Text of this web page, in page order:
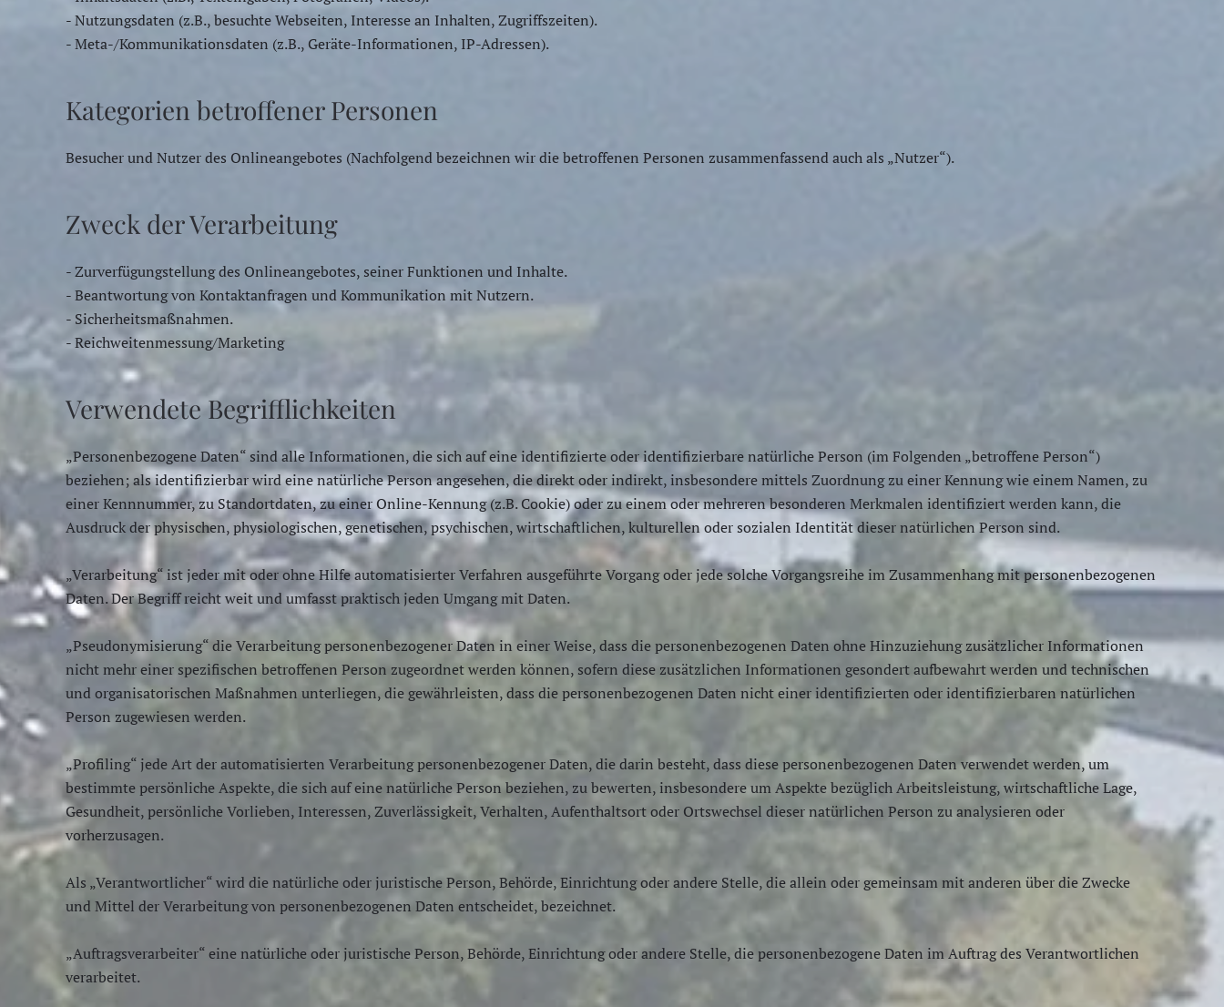
- Nutzungsdaten (z.B., besuchte Webseiten, Interesse an Inhalten, Zugriffszeiten).
- Meta-/Kommunikationsdaten (z.B., Geräte-Informationen, IP-Adressen).
Kategorien betroffener Personen
Besucher und Nutzer des Onlineangebotes (Nachfolgend bezeichnen wir die betroffenen Personen zusammenfassend auch als „Nutzer“).
Zweck der Verarbeitung
- Zurverfügungstellung des Onlineangebotes, seiner Funktionen und Inhalte.
- Beantwortung von Kontaktanfragen und Kommunikation mit Nutzern.
- Sicherheitsmaßnahmen.
- Reichweitenmessung/Marketing
Verwendete Begrifflichkeiten
„Personenbezogene Daten“ sind alle Informationen, die sich auf eine identifizierte oder identifizierbare natürliche Person (im Folgenden „betroffene Person“)
beziehen; als identifizierbar wird eine natürliche Person angesehen, die direkt oder indirekt, insbesondere mittels Zuordnung zu einer Kennung wie einem Namen, zu
einer Kennnummer, zu Standortdaten, zu einer Online-Kennung (z.B. Cookie) oder zu einem oder mehreren besonderen Merkmalen identifiziert werden kann, die
Ausdruck der physischen, physiologischen, genetischen, psychischen, wirtschaftlichen, kulturellen oder sozialen Identität dieser natürlichen Person sind.
„Verarbeitung“ ist jeder mit oder ohne Hilfe automatisierter Verfahren ausgeführte Vorgang oder jede solche Vorgangsreihe im Zusammenhang mit personenbezogenen
Daten. Der Begriff reicht weit und umfasst praktisch jeden Umgang mit Daten.
„Pseudonymisierung“ die Verarbeitung personenbezogener Daten in einer Weise, dass die personenbezogenen Daten ohne Hinzuziehung zusätzlicher Informationen
nicht mehr einer spezifischen betroffenen Person zugeordnet werden können, sofern diese zusätzlichen Informationen gesondert aufbewahrt werden und technischen
und organisatorischen Maßnahmen unterliegen, die gewährleisten, dass die personenbezogenen Daten nicht einer identifizierten oder identifizierbaren natürlichen
Person zugewiesen werden.
„Profiling“ jede Art der automatisierten Verarbeitung personenbezogener Daten, die darin besteht, dass diese personenbezogenen Daten verwendet werden, um
bestimmte persönliche Aspekte, die sich auf eine natürliche Person beziehen, zu bewerten, insbesondere um Aspekte bezüglich Arbeitsleistung, wirtschaftliche Lage,
Gesundheit, persönliche Vorlieben, Interessen, Zuverlässigkeit, Verhalten, Aufenthaltsort oder Ortswechsel dieser natürlichen Person zu analysieren oder
vorherzusagen.
Als „Verantwortlicher“ wird die natürliche oder juristische Person, Behörde, Einrichtung oder andere Stelle, die allein oder gemeinsam mit anderen über die Zwecke
und Mittel der Verarbeitung von personenbezogenen Daten entscheidet, bezeichnet.
„Auftragsverarbeiter“ eine natürliche oder juristische Person, Behörde, Einrichtung oder andere Stelle, die personenbezogene Daten im Auftrag des Verantwortlichen
verarbeitet.